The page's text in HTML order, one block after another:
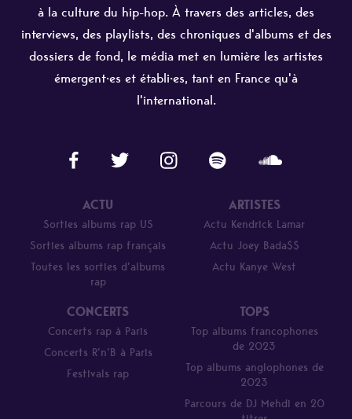
à la culture du hip-hop. À travers des articles, des
interviews, des playlists, des chroniques d'albums et des
dossiers de fond, le média met en lumière les artistes
émergent·es et établi·es, tant en France qu'à
l'international.
ACTU
Sorties albums rap US
Sorties albums rap français
Toutes les sorties d’albums
rap
ARTISTES
Actu Kendrick Lamar
Actu Joey Bada$$
Actu Kanye West
CONCERTS
Concerts rap à Paris
Concerts R’n’B à Paris
Festivals rap
TOPS
Top albums francophones
de 2023
Top albums anglophones de
2023
Parcours de DJ Mehdi en 20